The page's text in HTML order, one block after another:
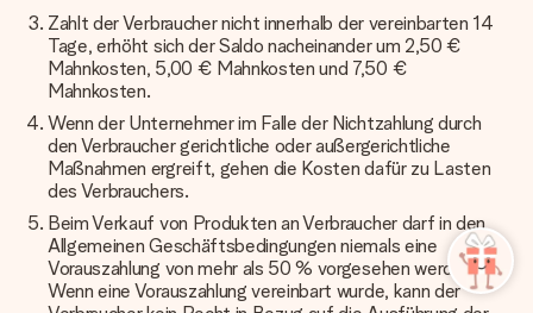
Zahlt der Verbraucher nicht innerhalb der vereinbarten 14
Tage, erhöht sich der Saldo nacheinander um 2,50 €
Mahnkosten, 5,00 € Mahnkosten und 7,50 €
Mahnkosten.
Wenn der Unternehmer im Falle der Nichtzahlung durch
den Verbraucher gerichtliche oder außergerichtliche
Maßnahmen ergreift, gehen die Kosten dafür zu Lasten
des Verbrauchers.
Beim Verkauf von Produkten an Verbraucher darf in den
Allgemeinen Geschäftsbedingungen niemals eine
Vorauszahlung von mehr als 50 % vorgesehen werden.
Wenn eine Vorauszahlung vereinbart wurde, kann der